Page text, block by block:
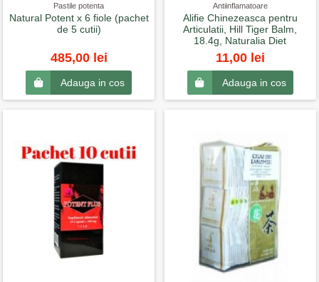
Pastile potenta
Natural Potent x 6 fiole (pachet
de 5 cutii)
485,00 lei
Adauga in cos
Antiinflamatoare
Alifie Chinezeasca pentru
Articulatii, Hill Tiger Balm,
18.4g, Naturalia Diet
11,00 lei
Adauga in cos